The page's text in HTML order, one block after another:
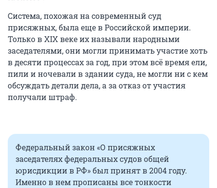
Система, похожая на современный суд
присяжных, была еще в Российской империи.
Только в XIX веке их называли народными
заседателями, они могли принимать участие хоть
в десяти процессах за год, при этом всё время ели,
пили и ночевали в здании суда, не могли ни с кем
обсуждать детали дела, а за отказ от участия
получали штраф.
Федеральный закон «О присяжных
заседателях федеральных судов общей
юрисдикции в РФ» был принят в 2004 году.
Именно в нем прописаны все тонкости